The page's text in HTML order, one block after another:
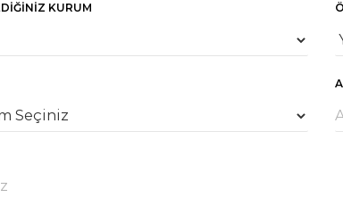
KURUM